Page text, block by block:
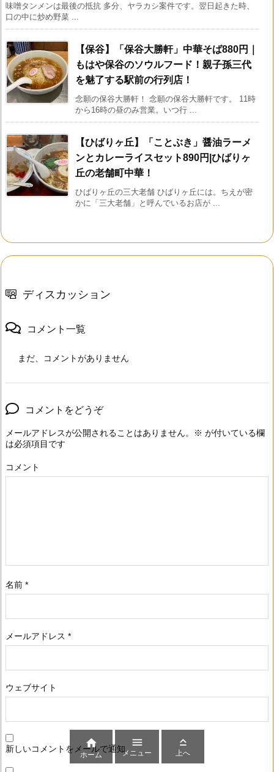
味噌タンメンは最後の抵抗 多分、ヤラカシ案件です。翌日起きた時、
口の中に炒め野菜 ...
【保谷】「保谷大勝軒」中華そば880円｜
もはや保谷のソウルフード！親子孫三代
を魅了する駅前の行列店！
念願の保谷大勝軒！ 念願の保谷大勝軒です。 11時
から16時の昼のみ営業。いつ行 ...
【ひばりヶ丘】「ことぶき」醤油ラーメ
ンとカレーライスセット890円|ひばりヶ
丘の老舗町中華！
ひばりヶ丘の三大老舗 ひばりヶ丘には。ちえが密
かに「三大老舗」と呼んでいるお店が ...
ディスカッション
コメント一覧
まだ、コメントがありません
コメントをどうぞ
メールアドレスが公開されることはありません。 ※ が付いている欄
は必須項目です
コメント
名前 *
メールアドレス *
ウェブサイト
新しいコメントをメールで通知

ホーム

メニュー

上へ